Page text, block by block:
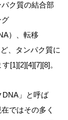
ク質の結合部
グ
）、転移
、タンパク質に
[1][2][4][7][8]。
DNA」と呼ば
ではその多く